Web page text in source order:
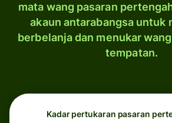
mata wang pasaran
akaun antarabangsa untuk
berbelanja dan menukar
tempatan.
Kadar pertukaran pasaran